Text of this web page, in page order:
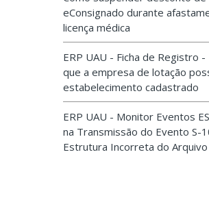
eConsignado durante
licença médica
ERP UAU - Ficha de Registro
que a empresa de lotação
estabelecimento cadastrado
ERP UAU - Monitor Eventos
na Transmissão do Evento S-
Estrutura Incorreta do Arquivo